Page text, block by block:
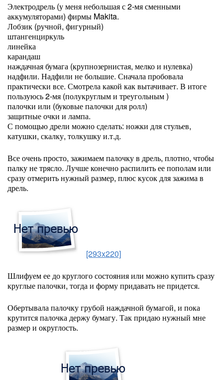
Электродрель (у меня небольшая с 2-мя сменными
аккумуляторами) фирмы Makita.
Лобзик (ручной, фигурный)
штангенциркуль
линейка
карандаш
наждачная бумага (крупнозернистая, мелко и нулевка)
надфили. Надфили не большие. Сначала пробовала
практически все. Смотрела какой как вытачивает. В итоге
пользуюсь 2-мя (полукруглым и треугольным )
палочки или (буковые палочки для ролл)
защитные очки и лампа.
С помощью дрели можно сделать: ножки для стульев,
катушки, скалку, толкушку и.т.д.
Все очень просто, зажимаем палочку в дрель, плотно, чтобы
палку не трясло. Лучше конечно распилить ее пополам или
сразу отмерить нужный размер, плюс кусок для зажима в
дрель.
[293x220]
Шлифуем ее до круглого состояния или можно купить сразу
круглые палочки, тогда и форму придавать не придется.
Обертывала палочку грубой наждачной бумагой, и пока
крутится палочка держу бумагу. Так придаю нужный мне
размер и округлость.